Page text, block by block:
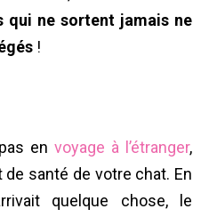
qui ne sortent jamais ne
!
en voyage à l’étranger,
santé de votre chat. En
quelque chose, le